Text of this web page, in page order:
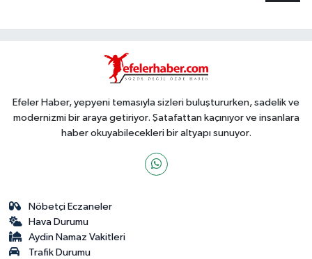
Efeler Haber, yepyeni temasıyla sizleri buluştururken, sadelik ve
modernizmi bir araya getiriyor. Şatafattan kaçınıyor ve insanlara
haber okuyabilecekleri bir altyapı sunuyor.
Nöbetçi Eczaneler
Hava Durumu
Aydin Namaz Vakitleri
Trafik Durumu